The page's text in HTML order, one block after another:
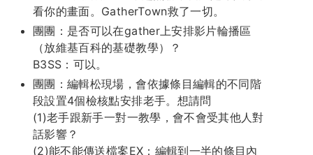
看你的畫面。GatherTown救了一切。
團團：是否可以在gather上安排影片輪播區
（放維基百科的基礎教學）？
B3SS：可以。
團團：編輯松現場，會依據條目編輯的不同階
段設置4個檢核點安排老手。想請問
(1)老手跟新手一對一教學，會不會受其他人對
話影響？
(2)能不能傳送檔案EX：編輯到一半的條目內